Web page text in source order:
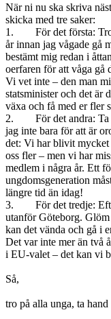
När ni nu ska skriva
skicka med tre saker:
1. För det första: Tro
år innan jag vågade gå
bestämt mig redan i
oerfaren för att våga gå
Vi vet inte – den man
statsminister och det är
växa och få med er fler
2. För det andra: Ta
jag inte bara för att är
det: Vi har blivit mycket
oss fler – men vi har
medlem i några år. Ett
ungdomsgeneration
längre tid än idag!
3. För det tredje:
utanför Göteborg.
kan det vända och gå i
Det var inte mer än två
i EU-valet – det kan vi
Så,
tro på alla unga, ta